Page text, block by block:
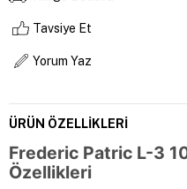
Tavsiye Et
Yorum Yaz
ÜRÜN ÖZELLIKLERI
Frederic Patric L-3
Özellikleri